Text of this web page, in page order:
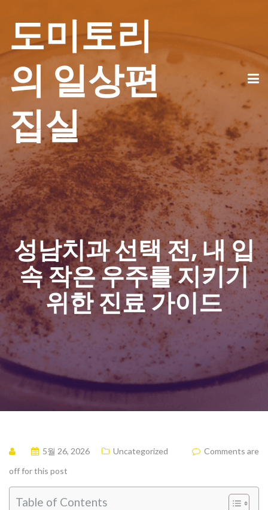
도미토리
의 일상편
집실
성남치과 선택 전, 내 입
속 작은 우주를 지키기
위한 진료 가이드
5월 26, 2026 Uncategorized
Comments are
off for this post
Table of Contents